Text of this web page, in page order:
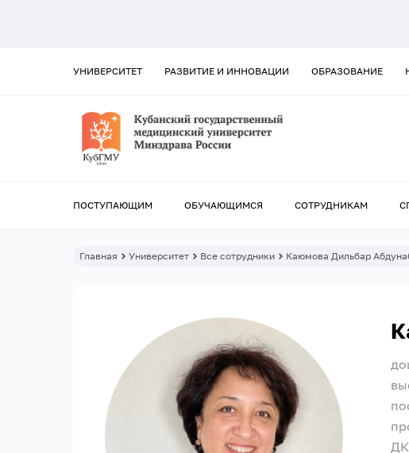
УНИВЕРСИТЕТ РАЗВИТИЕ И ИННОВАЦИИ ОБРАЗОВАНИЕ
ПОСТУПАЮЩИМ ОБУЧАЮЩИМСЯ СОТРУДНИКАМ
Главная Университет Все сотрудники Каюмова Дильбар